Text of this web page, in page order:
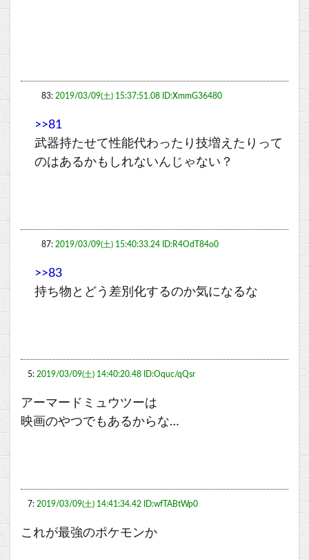
83: 2019/03/09(土) 15:37:51.08 ID:XmmG36480
>>81
武器持たせて性能代わったり技増えたりって
のはあるかもしれないんじゃない？
87: 2019/03/09(土) 15:40:33.24 ID:R4OdT84o0
>>83
持ち物とどう差別化するのか気になるな
5: 2019/03/09(土) 14:40:20.48 ID:Oquc/qQsr
アーマードミュウツーは
映画のやつでもあるからな…
7: 2019/03/09(土) 14:41:34.42 ID:wfTABtWp0
これが最強のポケモンか